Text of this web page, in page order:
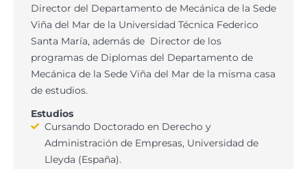
Director del Departamento de Mecánica de la Sede
Viña del Mar de la Universidad Técnica Federico
Santa María, además de Director de los
programas de Diplomas del Departamento de
Mecánica de la Sede Viña del Mar de la misma casa
de estudios.
Estudios
Cursando Doctorado en Derecho y
Administración de Empresas, Universidad de
Lleyda (España).